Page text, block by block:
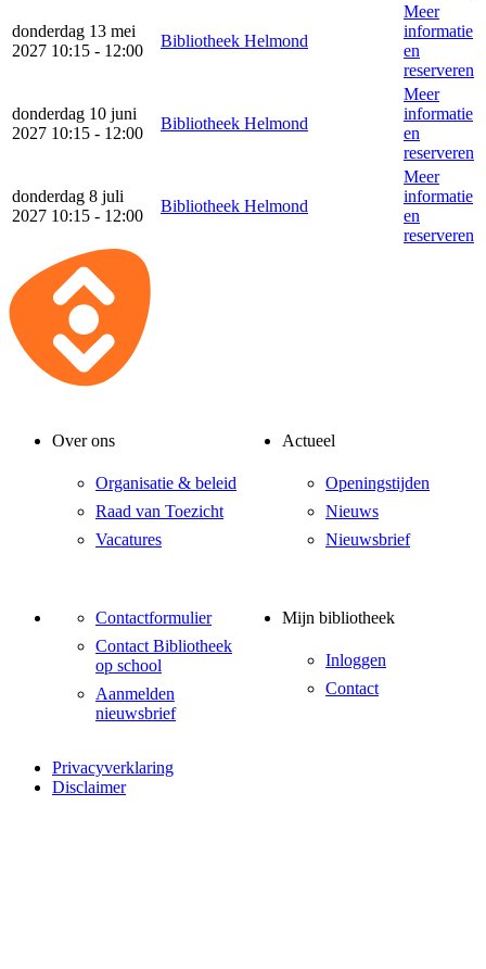
donderdag 13 mei
2027 10:15 - 12:00
Bibliotheek Helmond
Meer
informatie
en
reserveren
donderdag 10 juni
2027 10:15 - 12:00
Bibliotheek Helmond
Meer
informatie
en
reserveren
donderdag 8 juli
2027 10:15 - 12:00
Bibliotheek Helmond
Meer
informatie
en
reserveren
Over ons
Organisatie & beleid
Raad van Toezicht
Vacatures
Actueel
Openingstijden
Nieuws
Nieuwsbrief
Contactformulier
Contact Bibliotheek
op school
Aanmelden
nieuwsbrief
Mijn bibliotheek
Inloggen
Contact
Privacyverklaring
Disclaimer